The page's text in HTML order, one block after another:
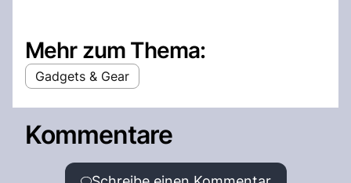
Mehr zum Thema:
Gadgets & Gear
Kommentare